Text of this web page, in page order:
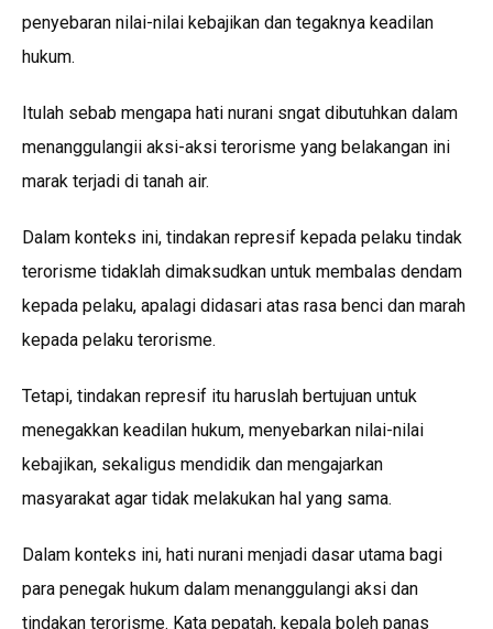
penyebaran nilai-nilai kebajikan dan tegaknya keadilan
hukum.
Itulah sebab mengapa hati nurani sngat dibutuhkan dalam
menanggulangii aksi-aksi terorisme yang belakangan ini
marak terjadi di tanah air.
Dalam konteks ini, tindakan represif kepada pelaku tindak
terorisme tidaklah dimaksudkan untuk membalas dendam
kepada pelaku, apalagi didasari atas rasa benci dan marah
kepada pelaku terorisme.
Tetapi, tindakan represif itu haruslah bertujuan untuk
menegakkan keadilan hukum, menyebarkan nilai-nilai
kebajikan, sekaligus mendidik dan mengajarkan
masyarakat agar tidak melakukan hal yang sama.
Dalam konteks ini, hati nurani menjadi dasar utama bagi
para penegak hukum dalam menanggulangi aksi dan
tindakan terorisme. Kata pepatah, kepala boleh panas